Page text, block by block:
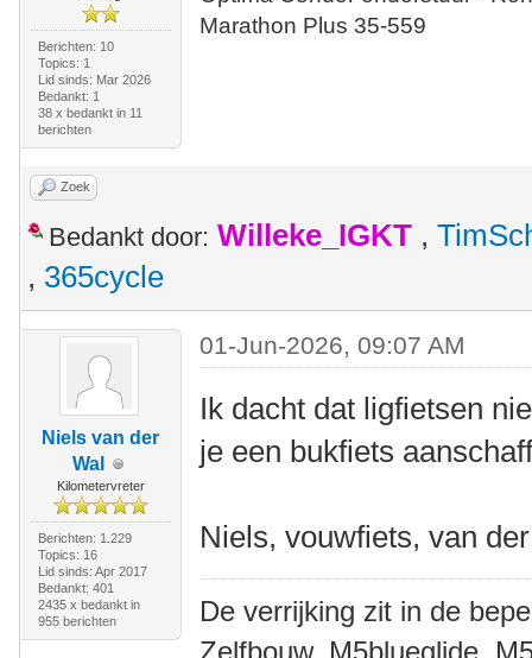
Berichten: 10
Topics: 1
Lid sinds: Mar 2026
Bedankt: 1
38 x bedankt in 11
berichten
Marathon Plus 35-559
Zoek
Bedankt door: Willeke_IGKT ,
, 365cycle
Niels van der
Wal
Kilometervreter
Berichten: 1.229
Topics: 16
Lid sinds: Apr 2017
Bedankt: 401
2435 x bedankt in
955 berichten
01-Jun-2026, 09:07 AM
Ik dacht dat ligfietsen
je een bukfiets
Niels, vouwfiets, van
De verrijking zit in de
Zelfbouw, M5blueglide,